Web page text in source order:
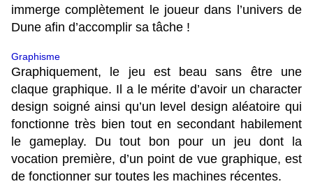
immerge complètement le joueur dans l’univers de
Dune afin d’accomplir sa tâche !
Graphisme
Graphiquement, le jeu est beau sans être une
claque graphique. Il a le mérite d’avoir un character
design soigné ainsi qu’un level design aléatoire qui
fonctionne très bien tout en secondant habilement
le gameplay. Du tout bon pour un jeu dont la
vocation première, d’un point de vue graphique, est
de fonctionner sur toutes les machines récentes.